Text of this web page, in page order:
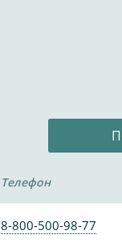
Телефон
8-800-500-98-77